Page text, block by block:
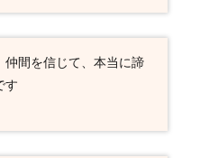
仲間を信じて、本当に諦
す